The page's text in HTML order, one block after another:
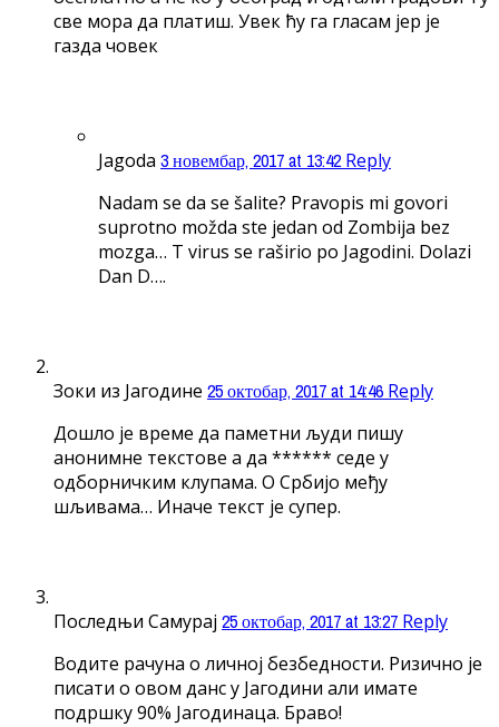
све мора да платиш. Увек ћу га гласам јер је
газда човек
Jagoda 3 новембар, 2017 at 13:42Reply
Nadam se da se šalite? Pravopis mi govori
suprotno možda ste jedan od Zombija bez
mozga… T virus se raširio po Jagodini. Dolazi
Dan D….
Зоки из Јагодине 25 октобар, 2017 at 14:46 Reply
Дошло је време да паметни људи пишу
анонимне текстове а да ****** седе у
одборничким клупама. О Србијо међу
шљивама… Иначе текст је супер.
Последњи Самурај 25 октобар, 2017 at 13:27 Reply
Водите рачуна о личној безбедности. Ризично је
писати о овом данс у Јагодини али имате
подршку 90% Јагодинаца. Браво!